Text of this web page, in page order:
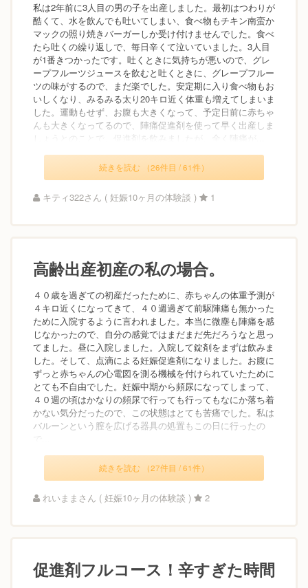
私は2年前に3人目の男の子を出産しました。最初はつわりが
酷くて、水を飲んでも吐いてしまい、食べ物もチキン南蛮か
マックの照り焼きバーガーしか受け付けませんでした。食べ
たら吐くの繰り返しで、毎日辛くて泣いていました。3人目
が1番きつかったです。吐くときに気持ちが悪いので、グレ
ープフルーツジュースを飲むと吐くときに、グレープフルー
ツの味がするので、まだ楽でした。安定期に入り食べ物もお
いしくなり、みるみる太り20キロ近く体重も増えてしまいま
した。運動もせず、お腹も大きくなって、予定日前に赤ちゃ
んも大きくなってるので、陣痛促進剤を使って早く出産しま
しょうとのことで、促進剤を飲みましたが、全く陣痛が...
続きを読む （26件目 / 61件）
キティ322さん ( 妊娠10ヶ月の体験談 ) 1
高齢出産初産の私の場合。
４０歳を過ぎての初産だったために、赤ちゃんの体重予測が
４キロ近くになってきて、４０週過ぎて前駆陣痛も無かった
ために入院するように言われました。本当に微塵も陣痛を感
じなかったので、自分の感覚ではまだまだ先だろうなと思っ
てました。昼に入院しました。入院して錠剤をまずは飲みま
した。そして、点滴による妊娠促進剤になりました。お腹に
ずっと赤ちゃんの心電図を測る機械を付けられていたために
とても不自由でした。妊娠中期から頻尿になってしまって、
４０週の頃はかなりの頻尿で行っても行ってもなにか落ち着
かない気分だったので、この状態はとても苦痛でした。私は
バルーンという膣を広げる器具の処置もこの日に行ったの
続きを読む （27件目 / 61件）
れいままさん ( 妊娠10ヶ月の体験談 ) 2
促進剤フルコース！辛すぎた時間